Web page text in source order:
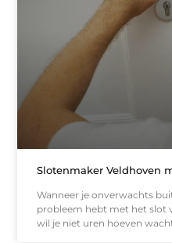
Slotenmaker Veldhoven
Wanneer je onverwachts
probleem hebt met het slot
wil je niet uren hoeven